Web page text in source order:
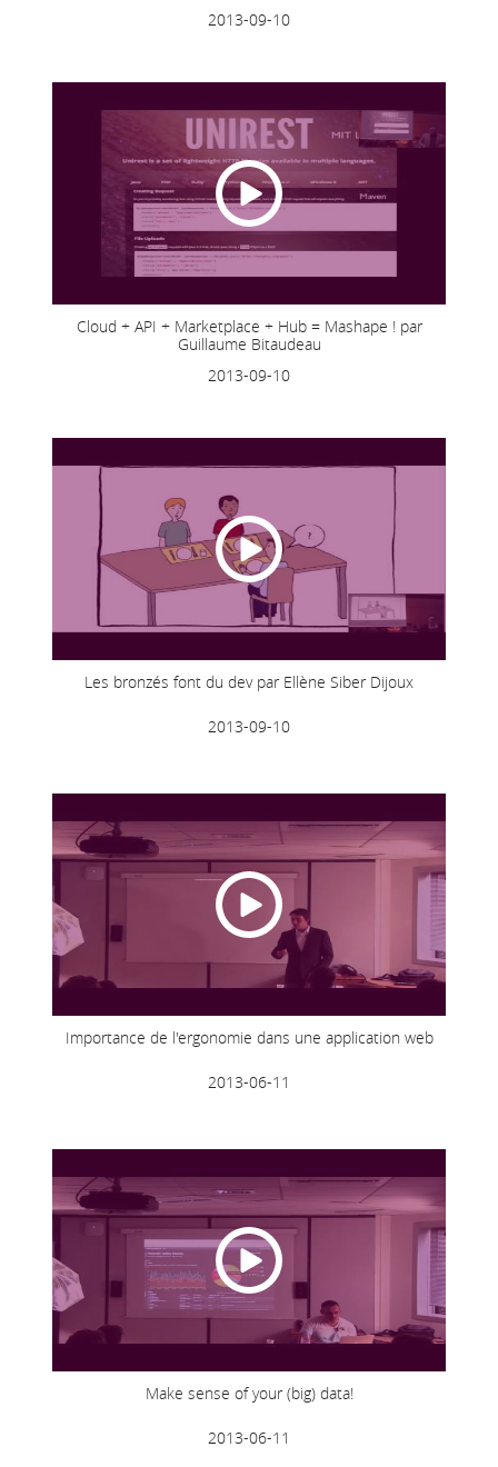
2013-09-10
Cloud + API + Marketplace + Hub = Mashape ! par
Guillaume Bitaudeau
2013-09-10
Les bronzés font du dev par Ellène Siber Dijoux
2013-09-10
Importance de l'ergonomie dans une application web
2013-06-11
Make sense of your (big) data!
2013-06-11